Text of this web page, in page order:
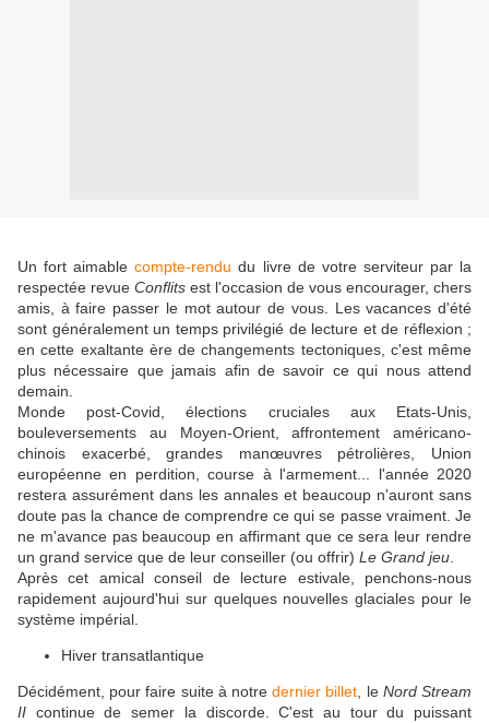
Un fort aimablecompte-rendu du livre de votre serviteur par la
respectée revue Conflits est l'occasion de vous encourager, chers
amis, à faire passer le mot autour de vous. Les vacances d'été
sont généralement un temps privilégié de lecture et de réflexion ;
en cette exaltante ère de changements tectoniques, c'est même
plus nécessaire que jamais afin de savoir ce qui nous attend
demain.
Monde post-Covid, élections cruciales aux Etats-Unis,
bouleversements au Moyen-Orient, affrontement américano-
chinois exacerbé, grandes manœuvres pétrolières, Union
européenne en perdition, course à l'armement... l'année 2020
restera assurément dans les annales et beaucoup n'auront sans
doute pas la chance de comprendre ce qui se passe vraiment. Je
ne m'avance pas beaucoup en affirmant que ce sera leur rendre
un grand service que de leur conseiller (ou offrir) Le Grand jeu
Après cet amical conseil de lecture estivale, penchons-nous
rapidement aujourd'hui sur quelques nouvelles glaciales pour le
système impérial.
Hiver transatlantique
Décidément, pour faire suite à notredernier billet , le Nord Stream
II continue de semer la discorde. C'est au tour du puissant